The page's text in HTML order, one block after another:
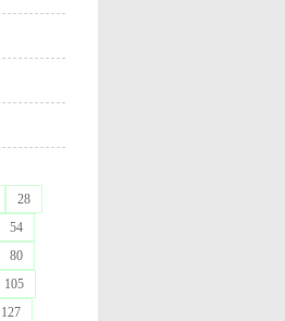
28
54
80
105
127